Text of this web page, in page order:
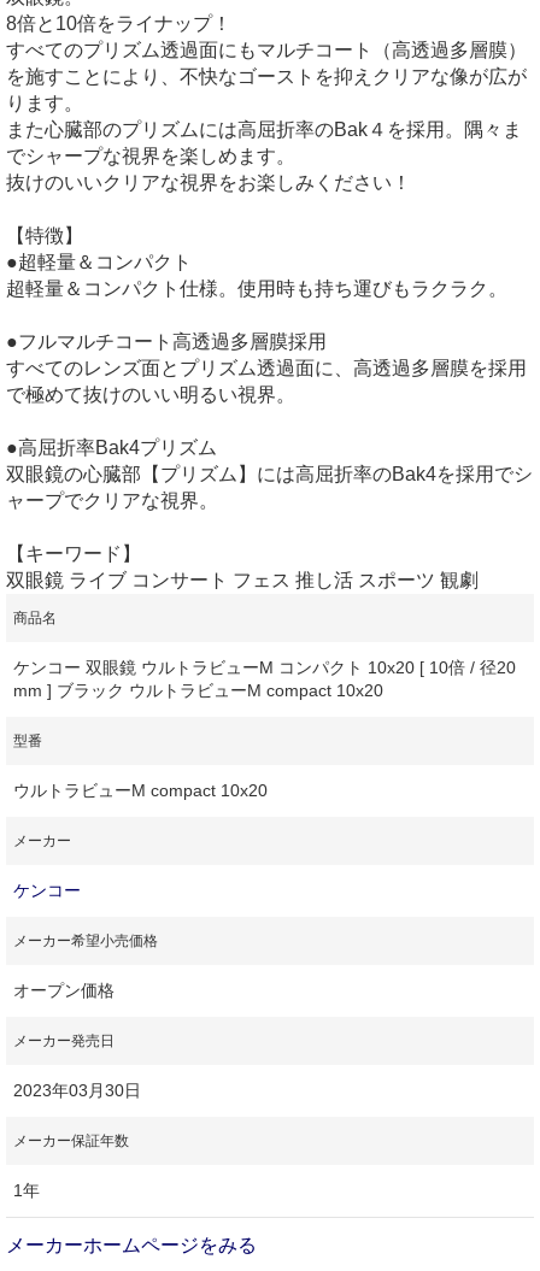
8倍と10倍をライナップ！
すべてのプリズム透過面にもマルチコート（高透過多層膜）
を施すことにより、不快なゴーストを抑えクリアな像が広が
ります。
また心臓部のプリズムには高屈折率のBak４を採用。隅々ま
でシャープな視界を楽しめます。
抜けのいいクリアな視界をお楽しみください！
【特徴】
●超軽量＆コンパクト
超軽量＆コンパクト仕様。使用時も持ち運びもラクラク。
●フルマルチコート高透過多層膜採用
すべてのレンズ面とプリズム透過面に、高透過多層膜を採用
で極めて抜けのいい明るい視界。
●高屈折率Bak4プリズム
双眼鏡の心臓部【プリズム】には高屈折率のBak4を採用でシ
ャープでクリアな視界。
【キーワード】
双眼鏡 ライブ コンサート フェス 推し活 スポーツ 観劇
商品名
ケンコー 双眼鏡 ウルトラビューM コンパクト 10x20 [ 10倍 / 径20
mm ] ブラック ウルトラビューM compact 10x20
型番
ウルトラビューM compact 10x20
メーカー
ケンコー
メーカー希望小売価格
オープン価格
メーカー発売日
2023年03月30日
メーカー保証年数
1年
メーカーホームページをみる